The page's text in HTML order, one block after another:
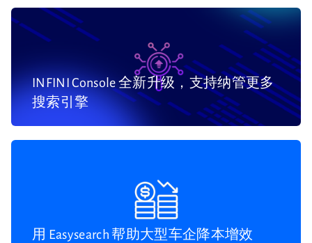
INFINI Console 全新升级，支持纳管更多
搜索引擎
用 Easysearch 帮助大型车企降本增效